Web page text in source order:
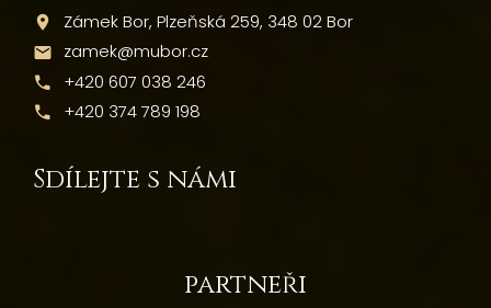
Zámek Bor, Plzeňská 259, 348 02 Bor
zamek@mubor.cz
+420 607 038 246
+420 374 789 198
Sdílejte s námi
partneři